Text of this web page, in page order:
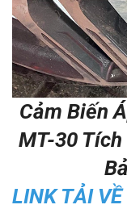
Cảm Biến
MT-30
LINK TẢI